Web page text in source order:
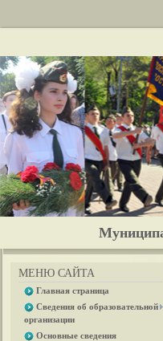
МЕНЮ САЙТА
Главная страница
Сведения об образовательной
организации
Основные сведения